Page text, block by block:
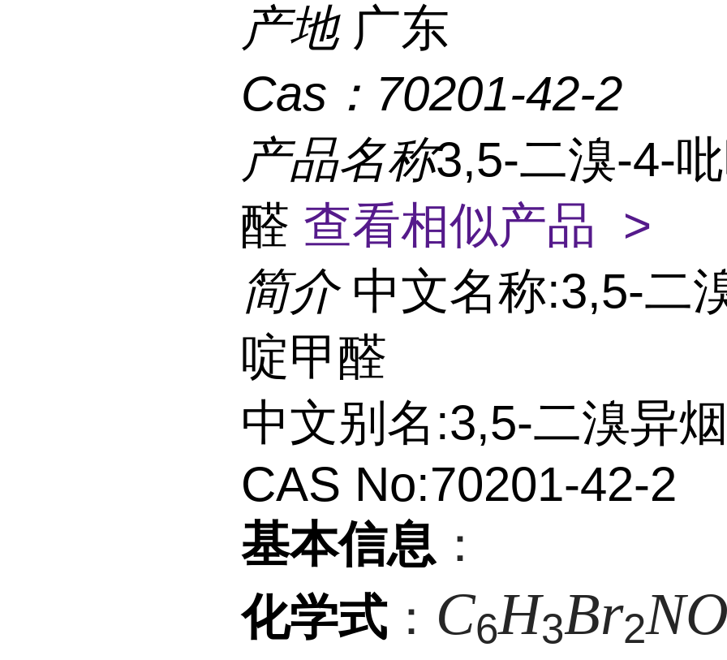
产地 广东
Cas： 70201-42-2
产品名称3,5-二溴-4-
醛 查看相似产品 >
简介 中文名称:3,5-二
啶甲醛
中文别名:3,5-二溴异
CAS No:70201-42-2
基本信息 ：
化学式： C6H3Br2